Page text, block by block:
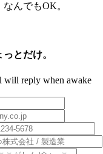
んでもOK。
とだけ。
will reply when awake